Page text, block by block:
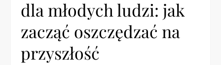
dla młodych ludzi: jak
zacząć oszczędzać na
przyszłość